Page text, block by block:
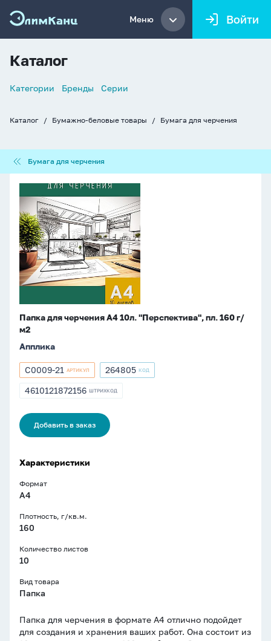
Меню Войти
Каталог
Список
Категории Бренды Серии
Каталог Бумажно-беловые товары Бумага для черчения
для
черчения
Бумага для черчения
для
черчения
А4
10л.
"Перспектива",
пл.
160
г/
Папка для черчения А4 10л. "Перспектива", пл. 160 г/
м2
Апплика
Артикул
С0009-
С0009-21 АРТИКУЛ
Артикул
264805
264805 КОД
ШТРИХКОД
4610121872156 ШТРИХКОД
Добавить в заказ
Характеристики
Формат
А4
Плотность, г/кв.м.
160
Количество листов
10
Вид товара
Папка
Папка для черчения в формате А4 отлично подойдет
для создания и хранения ваших работ. Она состоит из